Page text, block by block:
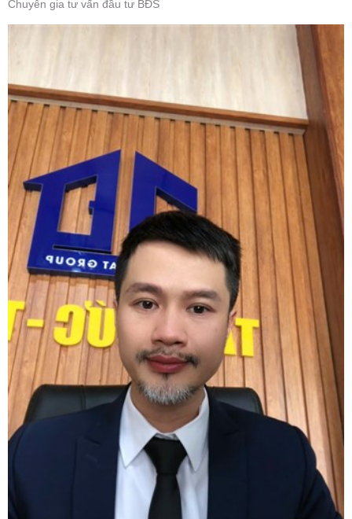
Chuyên gia tư vấn đầu tư BĐS